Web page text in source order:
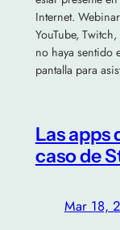
Internet.
YouTube,
no haya sentido
pantalla para
Las apps
caso de
Mar 18,